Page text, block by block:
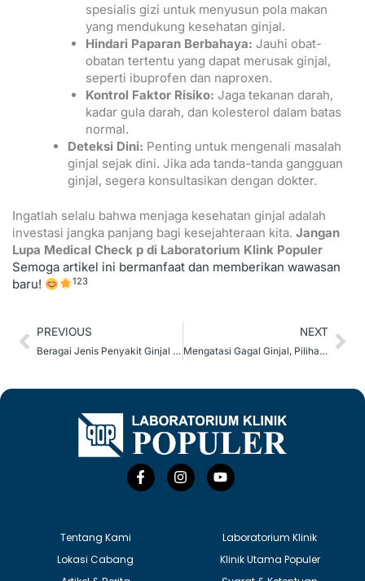
spesialis gizi untuk menyusun pola makan
yang mendukung kesehatan ginjal.
Hindari Paparan Berbahaya: Jauhi obat-
obatan tertentu yang dapat merusak ginjal,
seperti ibuprofen dan naproxen.
Kontrol Faktor Risiko: Jaga tekanan darah,
kadar gula darah, dan kolesterol dalam batas
normal.
Deteksi Dini: Penting untuk mengenali masalah
ginjal sejak dini. Jika ada tanda-tanda gangguan
ginjal, segera konsultasikan dengan dokter.
Ingatlah selalu bahwa menjaga kesehatan ginjal adalah
investasi jangka panjang bagi kesejahteraan kita. Jangan
Lupa Medical Check p di Laboratorium Klink Populer
Semoga artikel ini bermanfaat dan memberikan wawasan
baru!
123
Prev
PREVIOUS
Beragai Jenis Penyakit Ginjal Yang Dialami Penderita
NEXT
Mengatasi Gagal Ginjal, Pilihan Antara Dialisis &Transplantasi Ginjal
F
a
c
I
n
s
Y
o
u
b
e
Tentang Kami
Lokasi Cabang
Laboratorium Klinik
Klinik Utama Populer